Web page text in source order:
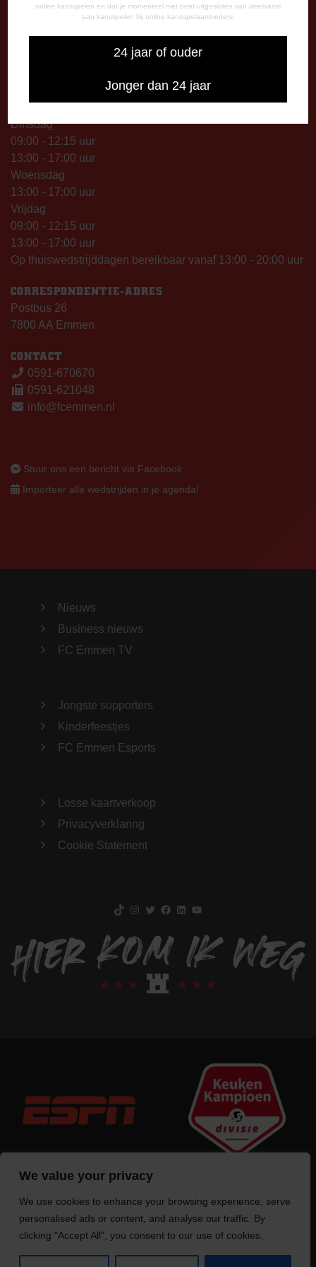
We value your privacy
We use cookies to enhance your browsing experience, serve
personalised ads or content, and analyse our traffic. By
clicking "Accept All", you consent to our use of cookies.
online kansspelen en dat je momenteel niet bent uitgesloten van deelname
aan kansspelen bij online kansspelaanbieders.
24 jaar of ouder
Jonger dan 24 jaar
09.00 – 12.15 uur
13.00 – 17.00 uur
Op thuiswedstrijddagen geopend vanaf 13.00 uur (i.p.v.
TELEFONISCHE BEREIKBAARHEID
Dinsdag
09:00 - 12:15 uur
13:00 - 17:00 uur
Woensdag
13:00 - 17:00 uur
Vrijdag
09:00 - 12:15 uur
13:00 - 17:00 uur
Op thuiswedstrijddagen bereikbaar vanaf 13:00 - 20:00 uur
CORRESPONDENTIE-ADRES
Postbus 26
7800 AA Emmen
CONTACT
0591-670670
0591-621048
info@fcemmen.nl
Stuur ons een bericht via Facebook
Importeer alle wedstrijden in je agenda!
Nieuws
Business nieuws
FC Emmen TV
Jongste supporters
Kinderfeestjes
FC Emmen Esports
Losse kaartverkoop
Privacyverklaring
Cookie Statement
Trotse bouwervan deze website